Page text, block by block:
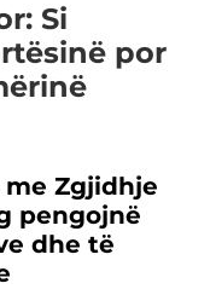
Si
por
Zgjidhje
pengojnë
dhe të